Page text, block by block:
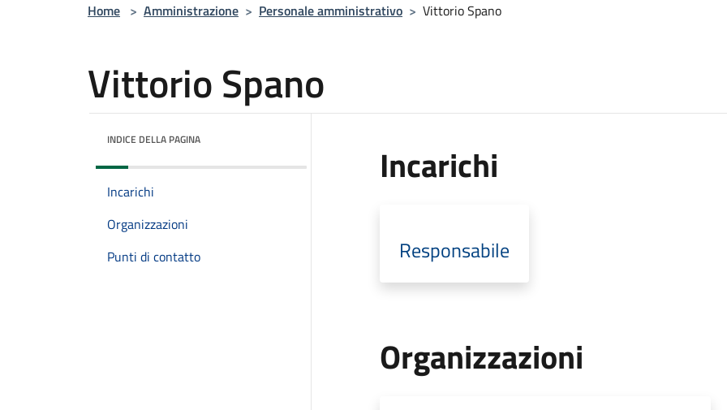
Home > Amministrazione > Personale amministrativo > Vittorio Spano
Vittorio Spano
INDICE DELLA PAGINA
Incarichi
Organizzazioni
Punti di contatto
Incarichi
Responsabile
Organizzazioni